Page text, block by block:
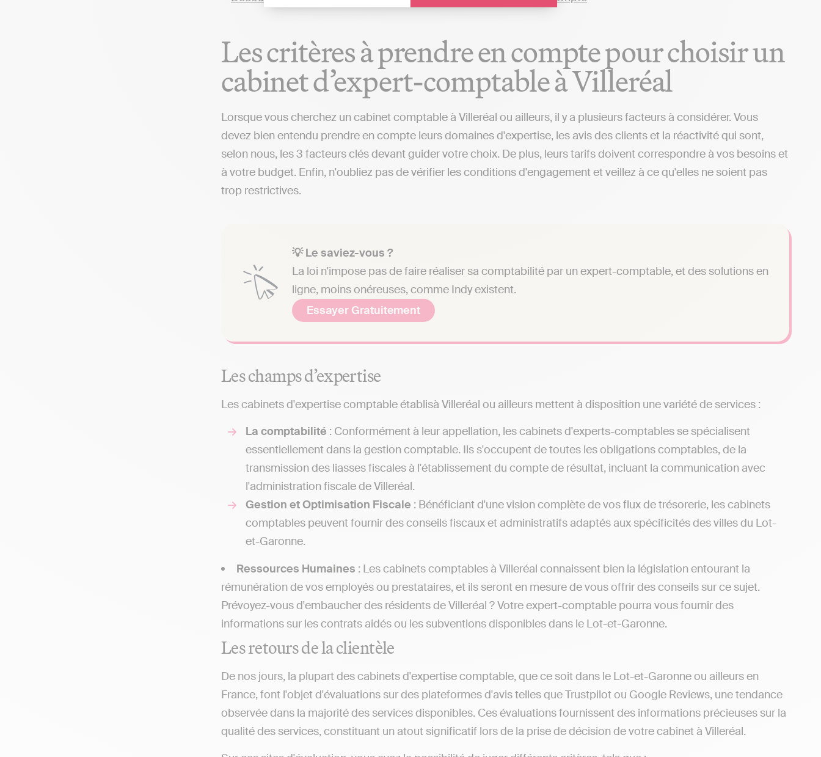
Les critères à prendre en compte pour choisir un
cabinet d’expert-comptable à Villeréal
Lorsque vous cherchez un cabinet comptable à Villeréal ou ailleurs, il y a plusieurs facteurs à considérer. Vous
devez bien entendu prendre en compte leurs domaines d'expertise, les avis des clients et la réactivité qui sont,
selon nous, les 3 facteurs clés devant guider votre choix. De plus, leurs tarifs doivent correspondre à vos besoins et
à votre budget. Enfin, n'oubliez pas de vérifier les conditions d'engagement et veillez à ce qu'elles ne soient pas
trop restrictives.
💡 Le saviez-vous ?
La loi n'impose pas de faire réaliser sa comptabilité par un expert-comptable, et des solutions en
ligne, moins onéreuses, comme Indy existent.
Essayer Gratuitement
Les champs d’expertise
Les cabinets d'expertise comptable établisà Villeréal ou ailleurs mettent à disposition une variété de services :
La comptabilité : Conformément à leur appellation, les cabinets d'experts-comptables se spécialisent
essentiellement dans la gestion comptable. Ils s'occupent de toutes les obligations comptables, de la
transmission des liasses fiscales à l'établissement du compte de résultat, incluant la communication avec
l'administration fiscale de Villeréal.
Gestion et Optimisation Fiscale : Bénéficiant d'une vision complète de vos flux de trésorerie, les cabinets
comptables peuvent fournir des conseils fiscaux et administratifs adaptés aux spécificités des villes du Lot-
et-Garonne.
Ressources Humaines : Les cabinets comptables à Villeréal connaissent bien la législation entourant la
rémunération de vos employés ou prestataires, et ils seront en mesure de vous offrir des conseils sur ce sujet.
Prévoyez-vous d'embaucher des résidents de Villeréal ? Votre expert-comptable pourra vous fournir des
informations sur les contrats aidés ou les subventions disponibles dans le Lot-et-Garonne.
Les retours de la clientèle
De nos jours, la plupart des cabinets d'expertise comptable, que ce soit dans le Lot-et-Garonne ou ailleurs en
France, font l'objet d'évaluations sur des plateformes d'avis telles que Trustpilot ou Google Reviews, une tendance
observée dans la majorité des services disponibles. Ces évaluations fournissent des informations précieuses sur la
qualité des services, constituant un atout significatif lors de la prise de décision de votre cabinet à Villeréal.